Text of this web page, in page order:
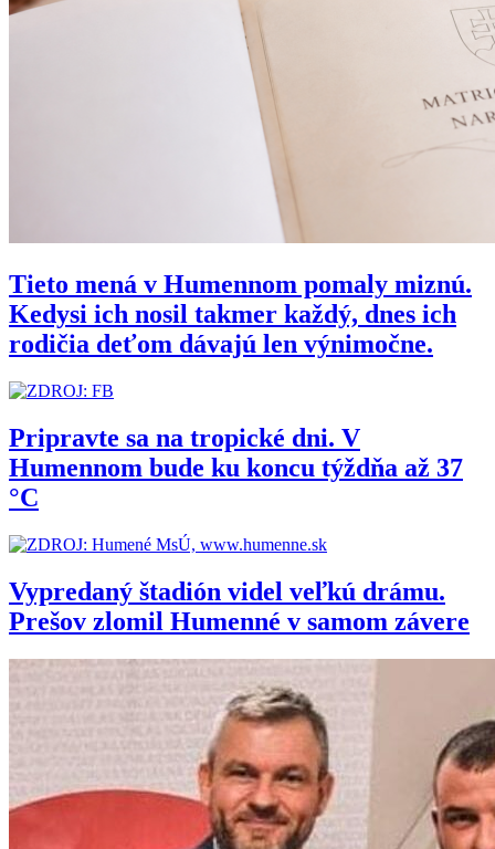
Tieto mená v Humennom pomaly miznú.
Kedysi ich nosil takmer každý, dnes ich
rodičia deťom dávajú len výnimočne.
Pripravte sa na tropické dni. V
Humennom bude ku koncu týždňa až 37
°C
Vypredaný štadión videl veľkú drámu.
Prešov zlomil Humenné v samom závere